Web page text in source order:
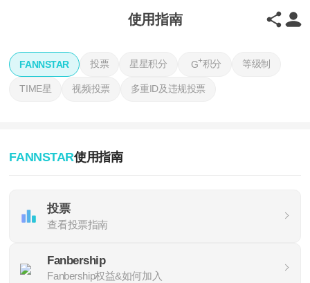
使用指南
FANNSTAR 投票 星星积分 G+积分 等级制
TIME星 视频投票 多重ID及违规投票
FANNSTAR使用指南
投票
查看投票指南
Fanbership
Fanbership权益&如何加入